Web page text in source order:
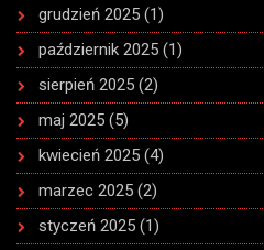
grudzień 2025 (1)
październik 2025 (1)
sierpień 2025 (2)
maj 2025 (5)
kwiecień 2025 (4)
marzec 2025 (2)
styczeń 2025 (1)